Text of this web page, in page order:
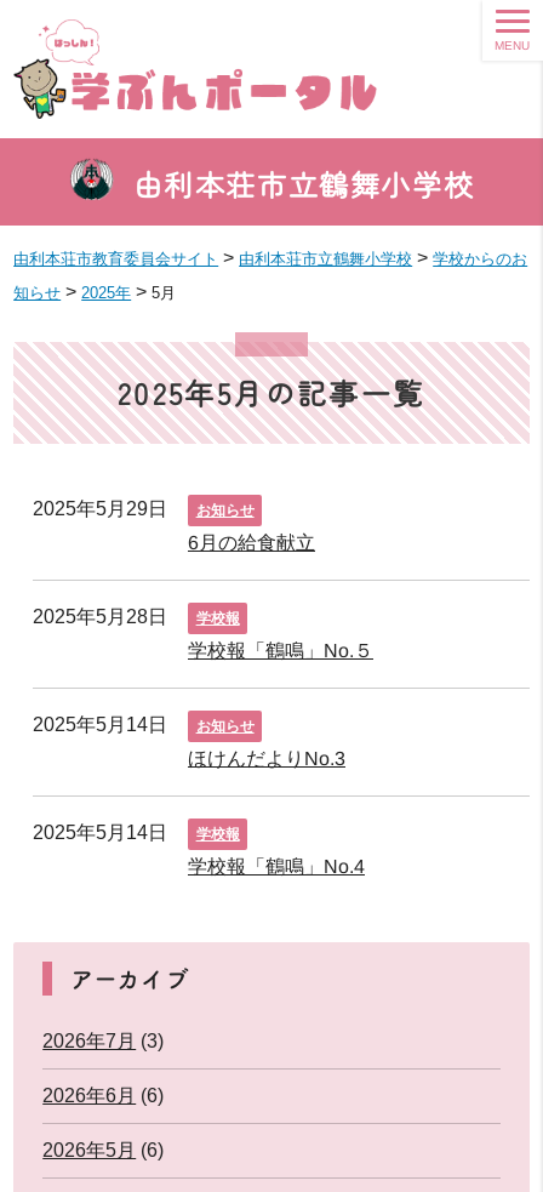
由利本荘市立鶴舞小学校
MENU
由利本荘市教育委員会サイト > 由利本荘市立鶴舞小学校 >学校からのお
知らせ > 2025年 >5月
2025年5月の記事一覧
2025年5月29日 お知らせ
6月の給食献立
2025年5月28日 学校報
学校報「鶴鳴」No.５
2025年5月14日 お知らせ
ほけんだよりNo.3
2025年5月14日 学校報
学校報「鶴鳴」No.4
アーカイブ
2026年7月 (3)
2026年6月 (6)
2026年5月 (6)